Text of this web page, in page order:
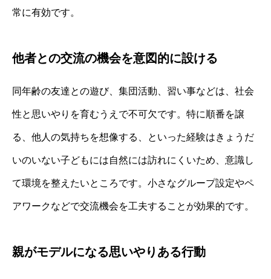
常に有効です。
他者との交流の機会を意図的に設ける
同年齢の友達との遊び、集団活動、習い事などは、社会
性と思いやりを育むうえで不可欠です。特に順番を譲
る、他人の気持ちを想像する、といった経験はきょうだ
いのいない子どもには自然には訪れにくいため、意識し
て環境を整えたいところです。小さなグループ設定やペ
アワークなどで交流機会を工夫することが効果的です。
親がモデルになる思いやりある行動